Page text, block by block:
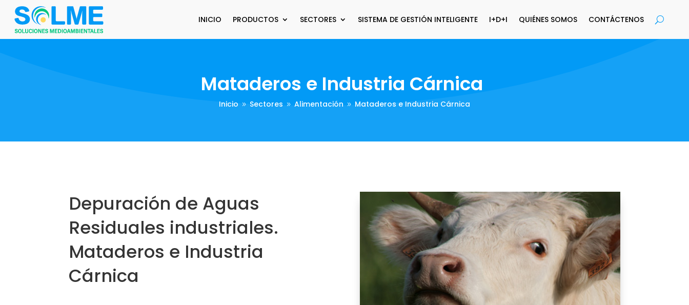
INICIO PRODUCTOS SECTORES SISTEMA DE GESTIÓN INTELIGENTE I+D+I QUIÉNES SOMOS CONTÁCTENOS
Mataderos e Industria Cárnica
Inicio 9 Sectores 9 Alimentación 9 Mataderos e Industria Cárnica
Depuración de Aguas
Residuales industriales.
Mataderos e Industria
Cárnica